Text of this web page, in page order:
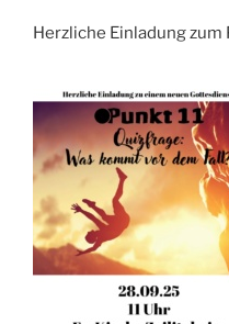
Herzliche Einladung